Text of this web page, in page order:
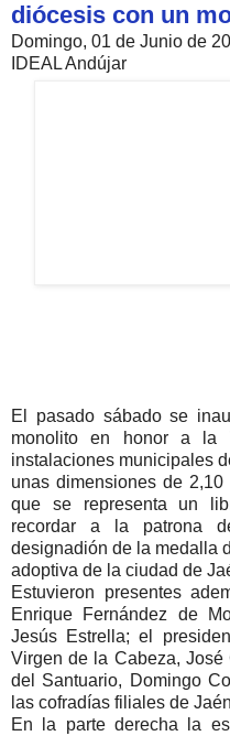
diócesis con un
Domingo, 01 de Junio de
IDEAL Andújar
El pasado sábado se
monolito en honor a la
instalaciones municipales
unas dimensiones de
que se representa un
recordar a la patrona
designadión de la medalla
adoptiva de la ciudad de
Estuvieron presentes
Enrique Fernández de
Jesús Estrella; el
Virgen de la Cabeza,
del Santuario, Domingo
las cofradías filiales de
En la parte derecha la